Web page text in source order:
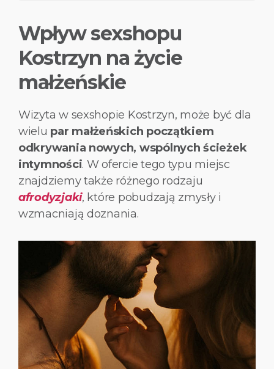
Wpływ sexshopu
Kostrzyn na życie
małżeńskie
Wizyta w sexshopie Kostrzyn, może być dla
wielu par małżeńskich początkiem
odkrywania nowych, wspólnych ścieżek
intymności. W ofercie tego typu miejsc
znajdziemy także różnego rodzaju
afrodyzjaki, które pobudzają zmysły i
wzmacniają doznania.